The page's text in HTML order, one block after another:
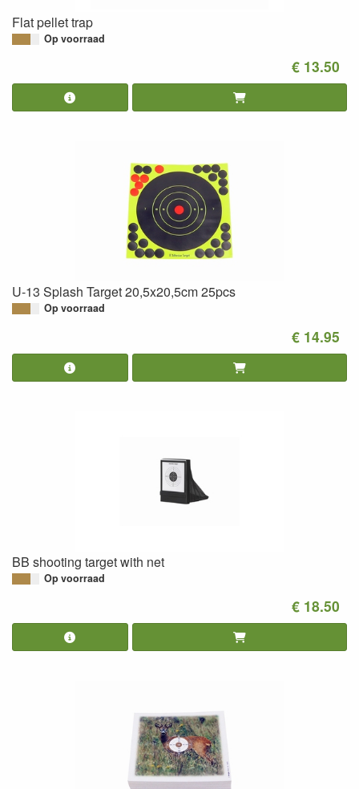
Flat pellet trap
Op voorraad
€ 13.50
U-13 Splash Target 20,5x20,5cm 25pcs
Op voorraad
€ 14.95
BB shooting target with net
Op voorraad
€ 18.50